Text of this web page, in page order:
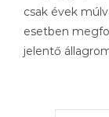
csak évek
esetben
jelentő